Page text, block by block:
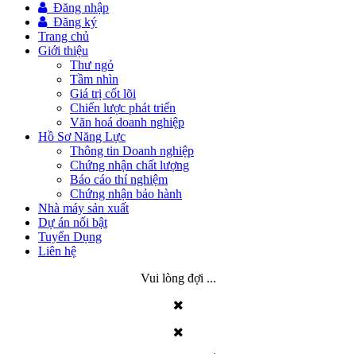
Đăng nhập
Đăng ký
Trang chủ
Giới thiệu
Thư ngỏ
Tầm nhìn
Giá trị cốt lõi
Chiến lược phát triển
Văn hoá doanh nghiệp
Hồ Sơ Năng Lực
Thông tin Doanh nghiệp
Chứng nhận chất lượng
Báo cáo thí nghiệm
Chứng nhận bảo hành
Nhà máy sản xuất
Dự án nổi bật
Tuyển Dụng
Liên hệ
Vui lòng đợi ...